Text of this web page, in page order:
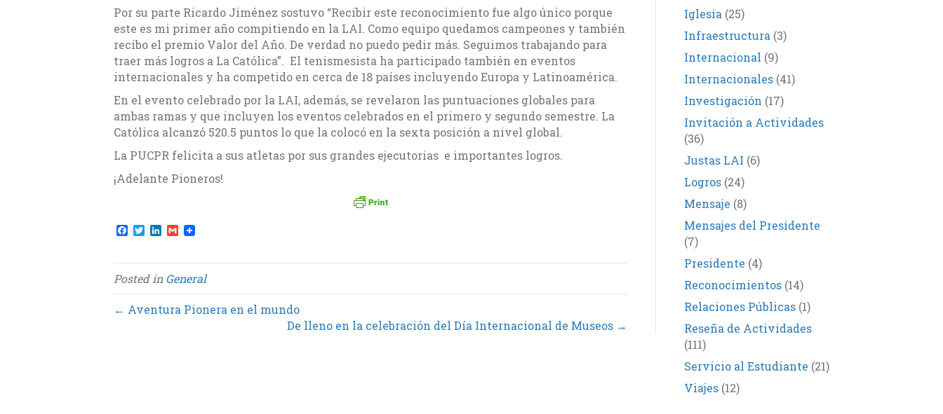
Por su parte Ricardo Jiménez sostuvo “Recibir este reconocimiento fue algo único porque
este es mi primer año compitiendo en la LAI. Como equipo quedamos campeones y también
recibo el premio Valor del Año. De verdad no puedo pedir más. Seguimos trabajando para
traer más logros a La Católica”. El tenismesista ha participado también en eventos
internacionales y ha competido en cerca de 18 países incluyendo Europa y Latinoamérica.
En el evento celebrado por la LAI, además, se revelaron las puntuaciones globales para
ambas ramas y que incluyen los eventos celebrados en el primero y segundo semestre. La
Católica alcanzó 520.5 puntos lo que la colocó en la sexta posición a nivel global.
La PUCPR felicita a sus atletas por sus grandes ejecutorias e importantes logros.
¡Adelante Pioneros!
F
a
e
b
o
o
k
T
w
t
t
e
r
L
k
e
d
I
n
G
m
i
l
Posted inGeneral
← Aventura Pionera en el mundo
De lleno en la celebración del Día Internacional de Museos →
Iglesia (25)
Infraestructura (3)
Internacional (9)
Internacionales(41)
Investigación (17)
Invitación a Actividades
(36)
Justas LAI (6)
Logros(24)
Mensaje (8)
Mensajes del Presidente
(7)
Presidente (4)
Reconocimientos(14)
Relaciones Públicas(1)
Reseña de Actividades
(111)
Servicio al Estudiante (21)
Viajes(12)